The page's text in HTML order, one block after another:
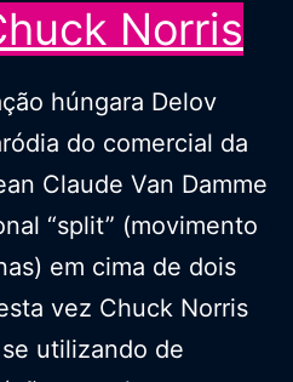
Norris
húngara Delov
do comercial da
Claude Van Damme
“split” (movimento
em cima de dois
vez Chuck Norris
utilizando de